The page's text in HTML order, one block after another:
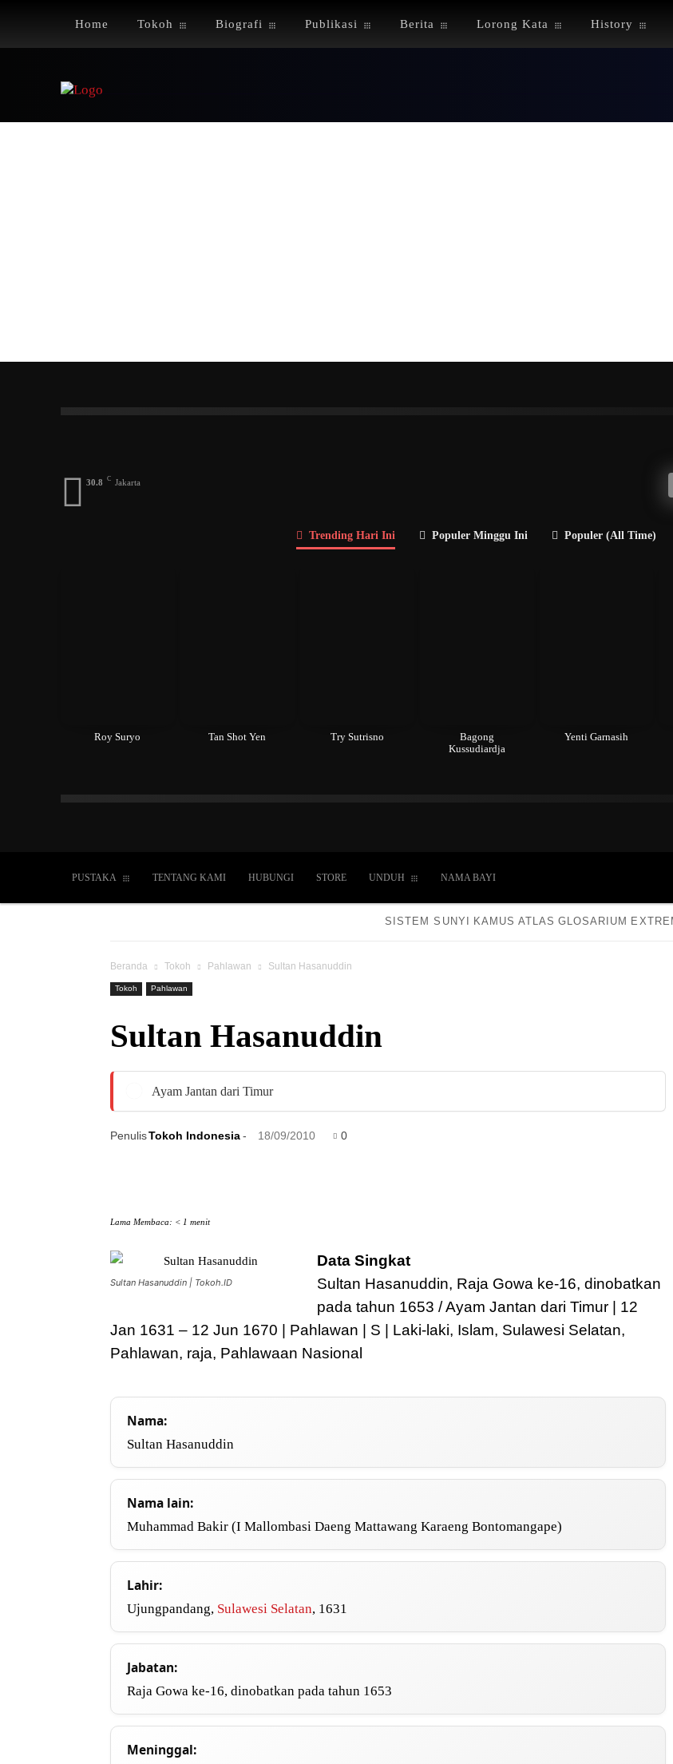
Home Tokoh Biografi Publikasi Berita Lorong Kata History
30.8 C Jakarta
Trending Hari Ini Populer Minggu Ini Populer (All Time)
Roy Suryo Tan Shot Yen Try Sutrisno
Bagong
Kussudiardja
Yenti Garnasih
PUSTAKA TENTANG KAMI HUBUNGI STORE UNDUH NAMA BAYI
SISTEM SUNYI KAMUS ATLAS GLOSARIUM
Beranda Tokoh Pahlawan Sultan Hasanuddin
Tokoh Pahlawan
Sultan Hasanuddin
Ayam Jantan dari Timur
PenulisTokoh Indonesia- 18/09/2010 0
Lama Membaca: < 1 menit
Sultan Hasanuddin | Tokoh.ID
Data Singkat
Sultan Hasanuddin, Raja Gowa ke-16, dinobatkan
pada tahun 1653 / Ayam Jantan dari Timur | 12
Jan 1631 – 12 Jun 1670 | Pahlawan | S | Laki-laki, Islam, Sulawesi Selatan,
Pahlawan, raja, Pahlawaan Nasional
Nama:
Sultan Hasanuddin
Nama lain:
Muhammad Bakir (I Mallombasi Daeng Mattawang Karaeng Bontomangape)
Lahir:
Ujungpandang, Sulawesi Selatan, 1631
Jabatan:
Raja Gowa ke-16, dinobatkan pada tahun 1653
Meninggal: